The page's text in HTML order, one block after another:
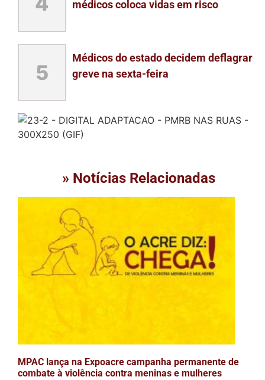
médicos coloca vidas em risco
5
Médicos do estado decidem deflagrar
greve na sexta-feira
» Notícias Relacionadas
MPAC lança na Expoacre campanha permanente de
combate à violência contra meninas e mulheres